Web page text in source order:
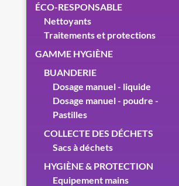
ÉCO-RESPONSABLE
Nettoyants
Traitements et protections
GAMME HYGIÈNE
BUANDERIE
Dosage manuel - liquide
Dosage manuel - poudre -
Pastilles
COLLECTE DES DÉCHETS
Sacs à déchets
HYGIÈNE & PROTECTION
Equipement mains